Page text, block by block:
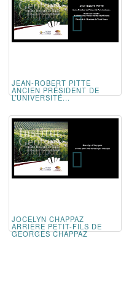
JEAN-ROBERT PITTE
ANCIEN PRÉSIDENT DE
L’UNIVERSITÉ...
JOCELYN CHAPPAZ
ARRIÈRE PETIT-FILS DE
GEORGES CHAPPAZ